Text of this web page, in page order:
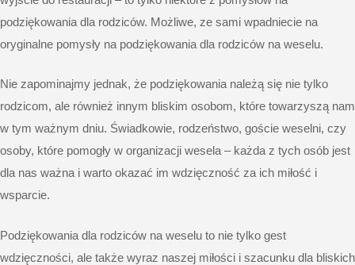
podziękowania dla rodziców. Możliwe, ze sami wpadniecie na
oryginalne pomysły na podziękowania dla rodziców na weselu.
Nie zapominajmy jednak, że podziękowania należą się nie tylko
rodzicom, ale również innym bliskim osobom, które towarzyszą nam
w tym ważnym dniu. Świadkowie, rodzeństwo, goście weselni, czy
osoby, które pomogły w organizacji wesela – każda z tych osób jest
dla nas ważna i warto okazać im wdzięczność za ich miłość i
wsparcie.
Podziękowania dla rodziców na weselu to nie tylko gest
wdzięczności, ale także wyraz naszej miłości i szacunku dla bliskich